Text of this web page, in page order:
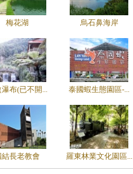
梅花湖 烏石鼻海岸
布(已不開... 泰國蝦生態園區-...
結長老教會 羅東林業文化園區...